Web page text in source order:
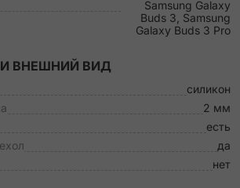
Samsung Galaxy
Buds 3, Samsung
Galaxy Buds 3 Pro
ВНЕШНИЙ ВИД
силикон
2 мм
есть
да
нет